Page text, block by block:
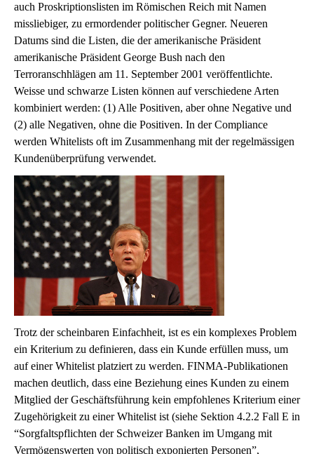
auch Proskriptionslisten im Römischen Reich mit Namen
missliebiger, zu ermordender politischer Gegner. Neueren
Datums sind die Listen, die der amerikanische Präsident
amerikanische Präsident George Bush nach den
Terroranschhlägen am 11. September 2001 veröffentlichte.
Weisse und schwarze Listen können auf verschiedene Arten
kombiniert werden: (1) Alle Positiven, aber ohne Negative und
(2) alle Negativen, ohne die Positiven. In der Compliance
werden Whitelists oft im Zusammenhang mit der regelmässigen
Kundenüberprüfung verwendet.
Trotz der scheinbaren Einfachheit, ist es ein komplexes Problem
ein Kriterium zu definieren, dass ein Kunde erfüllen muss, um
auf einer Whitelist platziert zu werden. FINMA-Publikationen
machen deutlich, dass eine Beziehung eines Kunden zu einem
Mitglied der Geschäftsführung kein empfohlenes Kriterium einer
Zugehörigkeit zu einer Whitelist ist (siehe Sektion 4.2.2 Fall E in
“Sorgfaltspflichten der Schweizer Banken im Umgang mit
Vermögenswerten von politisch exponierten Personen”,